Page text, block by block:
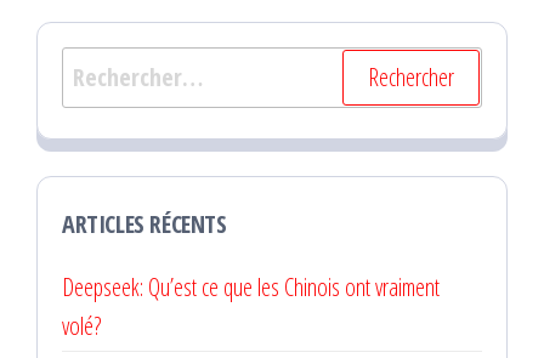
Rechercher :
ARTICLES RÉCENTS
Deepseek: Qu’est ce que les Chinois ont vraiment
volé?